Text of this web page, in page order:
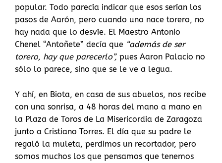
popular. Todo parecía indicar que esos serían los
pasos de Aarón, pero cuando uno nace torero, no
hay nada que lo desvíe. El Maestro Antonio
Chenel “Antoñete” decía que “además de ser
torero, hay que parecerlo”, pues Aaron Palacio no
sólo lo parece, sino que se le ve a legua.
Y ahí, en Biota, en casa de sus abuelos, nos recibe
con una sonrisa, a 48 horas del mano a mano en
la Plaza de Toros de La Misericordia de Zaragoza
junto a Cristiano Torres. El día que su padre le
regaló la muleta, perdimos un recortador, pero
somos muchos los que pensamos que tenemos